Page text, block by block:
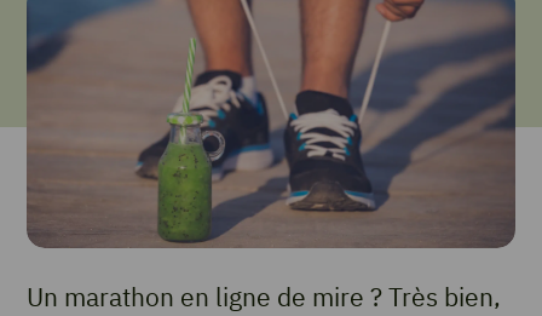
Un marathon en ligne de mire ? Très bien,